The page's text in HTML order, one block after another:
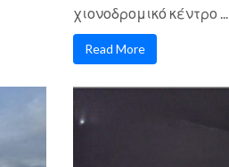
χιονοδρομικό κέντρο ...
Read More